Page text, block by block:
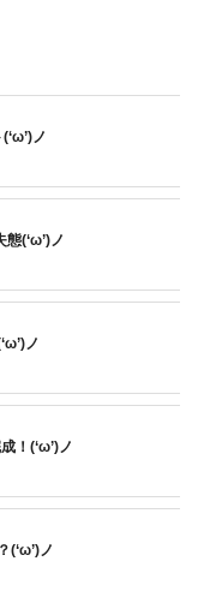
ノ
(‘ω’)ノ
ノ
！(‘ω’)ノ
(‘ω’)ノ